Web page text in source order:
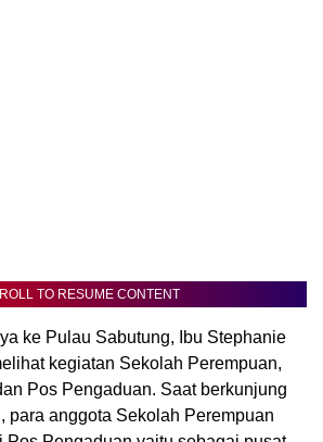
TO RESUME CONTENT
ke Pulau Sabutung, Ibu Stephanie
kegiatan Sekolah Perempuan,
Pos Pengaduan. Saat berkunjung
para anggota Sekolah Perempuan